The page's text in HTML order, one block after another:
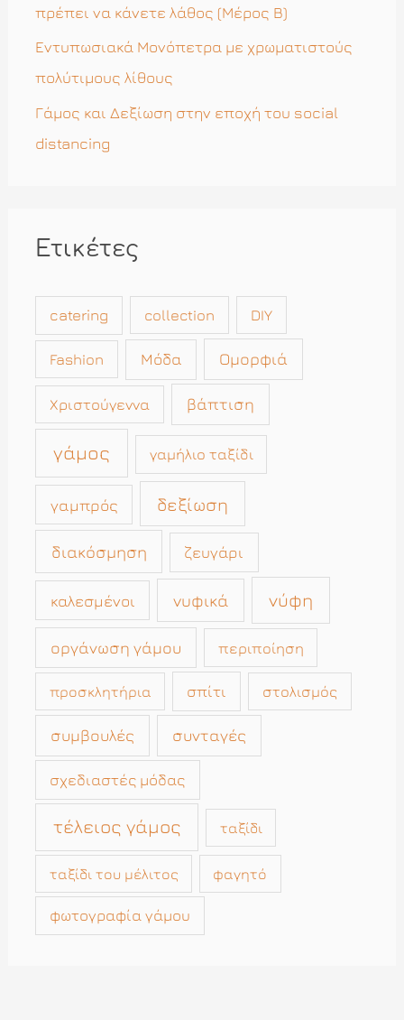
πρέπει να κάνετε λάθος (Μέρος Β)
Εντυπωσιακά Μονόπετρα με χρωματιστούς
πολύτιμους λίθους
Γάμος και Δεξίωση στην εποχή του social
distancing
Ετικέτες
catering collection DIY
Fashion Μόδα Ομορφιά
Χριστούγεννα βάπτιση
γάμος γαμήλιο ταξίδι
γαμπρός δεξίωση
διακόσμηση ζευγάρι
καλεσμένοι νυφικά νύφη
οργάνωση γάμου περιποίηση
προσκλητήρια σπίτι στολισμός
συμβουλές συνταγές
σχεδιαστές μόδας
τέλειος γάμος ταξίδι
ταξίδι του μέλιτος φαγητό
φωτογραφία γάμου